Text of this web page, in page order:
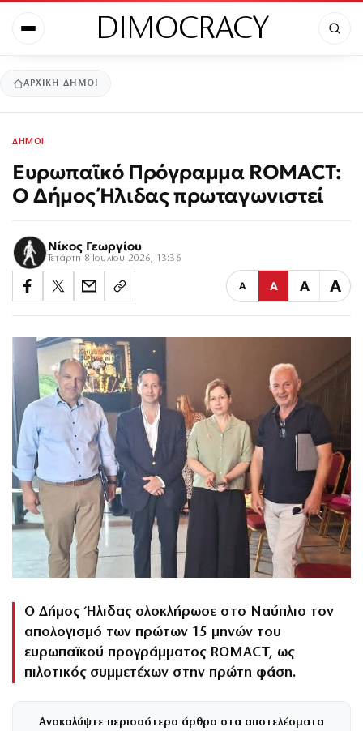
DIMOCRACY
ΑΡΧΙΚΉ ΔΗΜΟΙ
ΔΗΜΟΙ
Ευρωπαϊκό Πρόγραμμα ROMACT:
Ο Δήμος Ήλιδας πρωταγωνιστεί
Νίκος Γεωργίου
Τετάρτη 8 Ιουλίου 2026, 13:36
Α Α Α Α
Ο Δήμος Ήλιδας ολοκλήρωσε στο Ναύπλιο τον
απολογισμό των πρώτων 15 μηνών του
ευρωπαϊκού προγράμματος ROMACT, ως
πιλοτικός συμμετέχων στην πρώτη φάση.
Ανακαλύψτε περισσότερα άρθρα στα αποτελέσματα